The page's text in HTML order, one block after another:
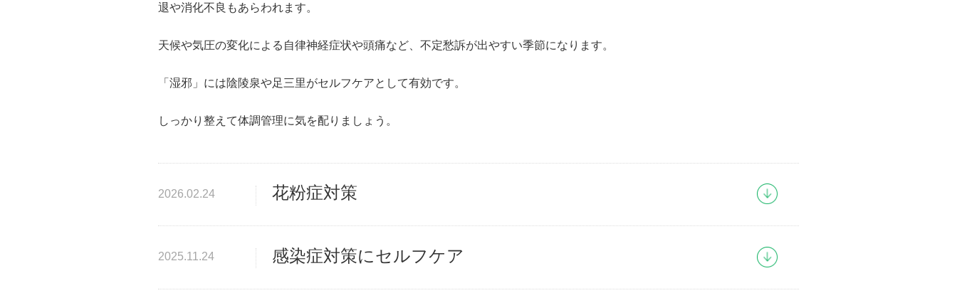
退や消化不良もあらわれます。
天候や気圧の変化による自律神経症状や頭痛など、不定愁訴が出やすい季節になります。
「湿邪」には陰陵泉や足三里がセルフケアとして有効です。
しっかり整えて体調管理に気を配りましょう。
2026.02.24 花粉症対策
2025.11.24 感染症対策にセルフケア